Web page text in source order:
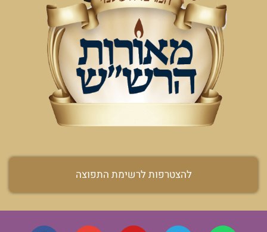
להצטרפות לרשימת התפוצה